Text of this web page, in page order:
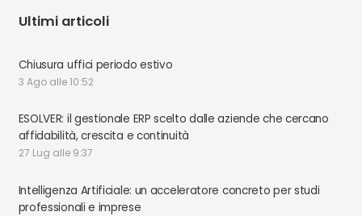
Ultimi articoli
Chiusura uffici periodo estivo
3 Ago alle 10:52
ESOLVER: il gestionale ERP scelto dalle aziende che cercano
affidabilità, crescita e continuità
27 Lug alle 9:37
Intelligenza Artificiale: un acceleratore concreto per studi
professionali e imprese